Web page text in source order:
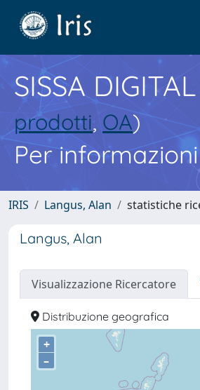
SISSA
prodotti, OA)
Per
IRIS Langus, Alan statistiche
Langus, Alan
Visualizzazione Ricercatore
Distribuzione geografica
+
–